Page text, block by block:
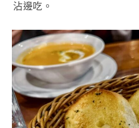
沾邊吃。